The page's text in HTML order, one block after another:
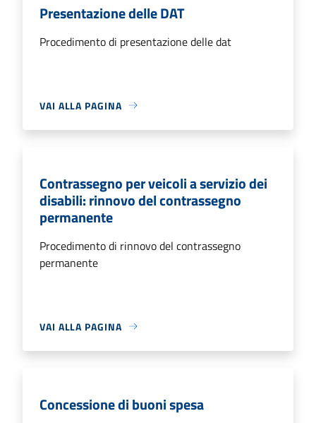
Presentazione delle DAT
Procedimento di presentazione delle dat
VAI ALLA PAGINA
Contrassegno per veicoli a servizio dei
disabili: rinnovo del contrassegno
permanente
Procedimento di rinnovo del contrassegno
permanente
VAI ALLA PAGINA
Concessione di buoni spesa